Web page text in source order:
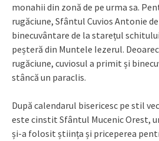
monahii din zonă de pe urma sa.
rugăciune, Sfântul Cuvios Antonie
binecuvântare de la starețul
peșteră din Muntele Iezerul.
rugăciune, cuviosul a primit și
stâncă un paraclis.
După calendarul bisericesc pe stil
este cinstit Sfântul Mucenic Orest,
și-a folosit știința și priceperea